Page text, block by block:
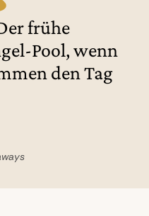
frühe
Pool, wenn
den Tag